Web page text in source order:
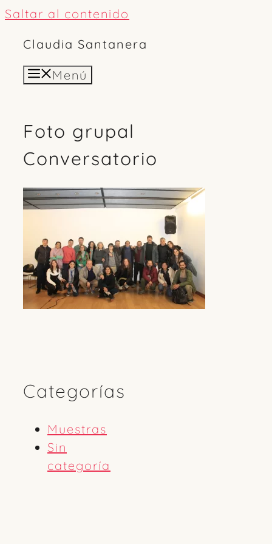
Saltar al contenido
Claudia Santanera
Menú
Foto grupal
Conversatorio
Categorías
Muestras
Sin
categoría